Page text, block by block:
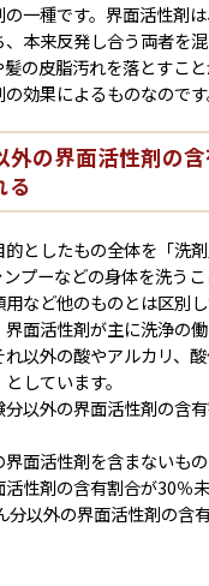
一種です。界面活性剤
本来反発し合う両者を
の皮脂汚れを落とすこ
効果によるものなのです
外の界面活性剤の
る
としたもの全体を「洗剤
プーなどの身体を洗う
など他のものとは区別
面活性剤が主に洗浄の
れ以外の酸やアルカリ、
しています。
分以外の界面活性剤の含
界面活性剤を含まないも
性剤の含有割合が30％
分以外の界面活性剤の含